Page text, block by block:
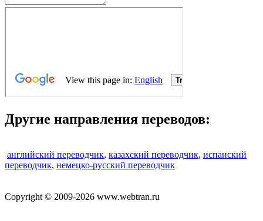
Другие направления переводов:
английский переводчик, казахский переводчик, испанский
переводчик, немецко-русский переводчик
Copyright © 2009-2026 www.webtran.ru